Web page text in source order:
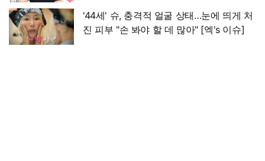
'44세' 슈, 충격적 얼굴 상태…눈에 띄게 처
진 피부 "손 봐야 할 데 많아" [엑's 이슈]